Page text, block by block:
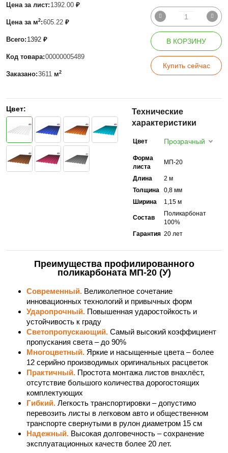
Цена за лист: 1392.00 ₽
Цена за м2:605.22 ₽
Всего: 1392 ₽
Код товара:00000005489
Заказано:3611 м2
В КОРЗИНУ
Купить сейчас
Цвет:
Технические
характеристики
Цвет Прозрачный
Форма
листа
МП-20
Длина
2 м
Толщина
0,8 мм
Ширина
1,15 м
Состав
Поликарбонат
100%
Гарантия 20 лет
Преимущества профилированного
поликарбоната МП-20 (У)
Современный. Великолепное сочетание
инновационных технологий и привычных форм
Ударопрочный. Повышенная ударостойкость и
устойчивость к граду
Светопропускающий. Самый высокий коэффициент
пропускания света – до 90%
Многоцветный. Яркие и насыщенные цвета – более
12 серийно производимых оригинальных расцветок
Практичный. Простота монтажа листов внахлёст,
отсутствие большого количества дорогостоящих
комплектующих
Гибкий. Легкость транспортировки – допустимо
перевозить листы в легковом авто и общественном
транспорте свернутыми в рулон диаметром 15 см
Надежный. Высокая долговечность – сохранение
эксплуатационных качеств более 20 лет.